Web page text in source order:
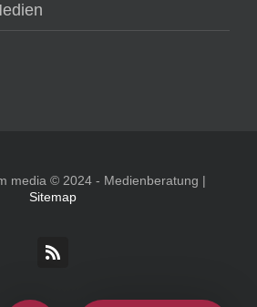
media © 2024 - Medienberatung |
Sitemap
Rss